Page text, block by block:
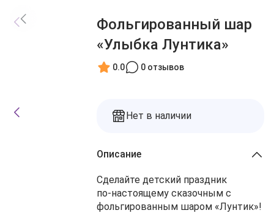
Блог
О нас
Заказы
Фольгированный шар
«Улыбка Лунтика»
0.0 0 отзывов
Нет в наличии
Описание
Сделайте детский праздник
по‑настоящему сказочным с
фольгированным шаром «Лунтик»!